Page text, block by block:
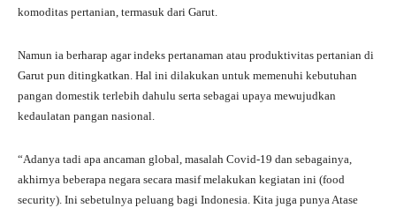
komoditas pertanian, termasuk dari Garut.
Namun ia berharap agar indeks pertanaman atau produktivitas pertanian di
Garut pun ditingkatkan. Hal ini dilakukan untuk memenuhi kebutuhan
pangan domestik terlebih dahulu serta sebagai upaya mewujudkan
kedaulatan pangan nasional.
“Adanya tadi apa ancaman global, masalah Covid-19 dan sebagainya,
akhirnya beberapa negara secara masif melakukan kegiatan ini (food
security). Ini sebetulnya peluang bagi Indonesia. Kita juga punya Atase